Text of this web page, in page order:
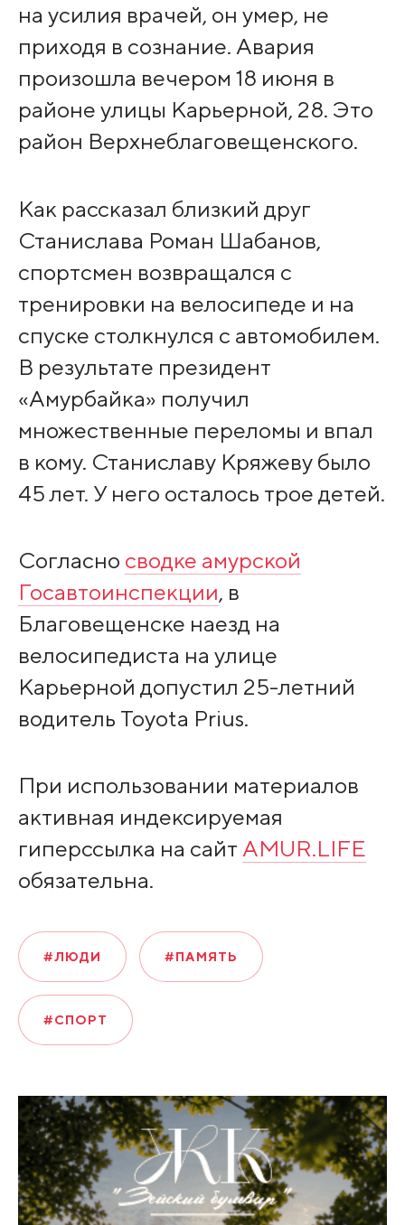
на усилия врачей, он умер, не
приходя в сознание. Авария
произошла вечером 18 июня в
районе улицы Карьерной, 28. Это
район Верхнеблаговещенского.
Как рассказал близкий друг
Станислава Роман Шабанов,
спортсмен возвращался с
тренировки на велосипеде и на
спуске столкнулся с автомобилем.
В результате президент
«Амурбайка» получил
множественные переломы и впал
в кому. Станиславу Кряжеву было
45 лет. У него осталось трое детей.
Согласно сводке амурской
Госавтоинспекции, в
Благовещенске наезд на
велосипедиста на улице
Карьерной допустил 25-летний
водитель Toyota Prius.
При использовании материалов
активная индексируемая
гиперссылка на сайт AMUR.LIFE
обязательна.
#ЛЮДИ #ПАМЯТЬ
#СПОРТ